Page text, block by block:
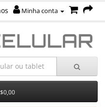
Minha conta